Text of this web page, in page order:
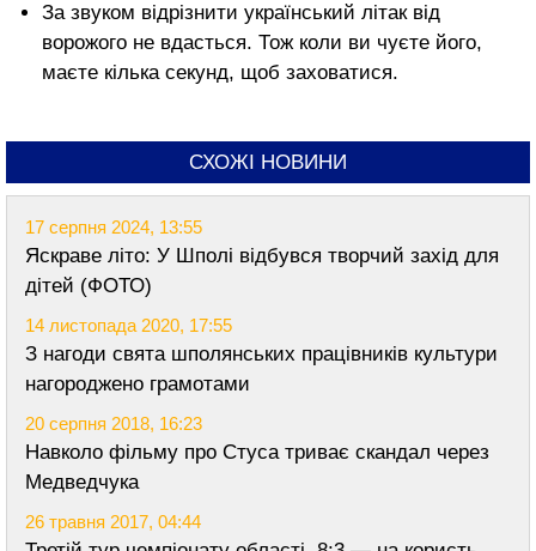
За звуком відрізнити український літак від
ворожого не вдасться. Тож коли ви чуєте його,
маєте кілька секунд, щоб заховатися.
СХОЖІ НОВИНИ
17 серпня 2024, 13:55
Яскраве літо: У Шполі відбувся творчий захід для
дітей (ФОТО)
14 листопада 2020, 17:55
З нагоди свята шполянських працівників культури
нагороджено грамотами
20 серпня 2018, 16:23
Навколо фільму про Стуса триває скандал через
Медведчука
26 травня 2017, 04:44